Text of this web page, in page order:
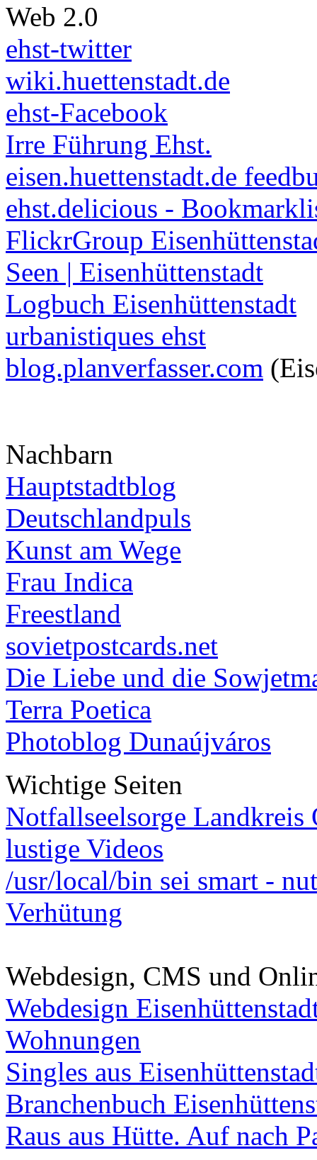
Web 2.0
ehst-twitter
wiki.huettenstadt.de
ehst-Facebook
Irre Führung Ehst.
eisen.huettenstadt.de
ehst.delicious -
FlickrGroup
Seen | Eisenhüttenstadt
Logbuch Eisenhüttenstadt
urbanistiques ehst
blog.planverfasser.com
Nachbarn
Hauptstadtblog
Deutschlandpuls
Kunst am Wege
Frau Indica
Freestland
sovietpostcards.net
Die Liebe und die
Terra Poetica
Photoblog Dunaújváros
Wichtige Seiten
Notfallseelsorge Landkreis
lustige Videos
/usr/local/bin sei smart -
Verhütung
Webdesign, CMS und
Webdesign
Wohnungen
Singles aus
Branchenbuch
Raus aus Hütte. Auf nach